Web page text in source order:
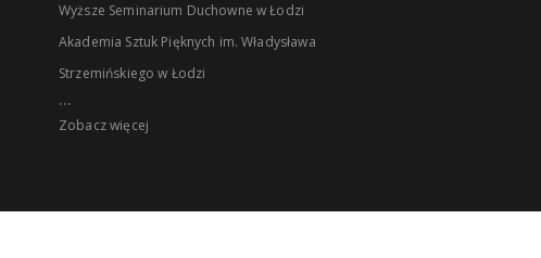
Wyższe Seminarium Duchowne w Łodzi
Akademia Sztuk Pięknych im. Władysława
Strzemińskiego w Łodzi
...
Zobacz więcej